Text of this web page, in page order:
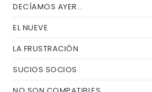
DECÍAMOS AYER…
EL NUEVE
LA FRUSTRACIÓN
SUCIOS SOCIOS